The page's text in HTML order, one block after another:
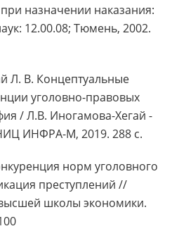
назначении наказания:
12.00.08; Тюмень, 2002.
Л. В. Концептуальные
уголовно-правовых
/ Л.В. Иногамова-Хегай -
ИНФРА-М, 2019. 288 с.
норм уголовного
преступлений //
школы экономики.